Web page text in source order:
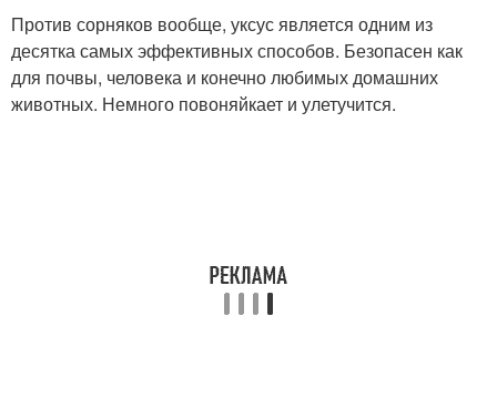
Против сорняков вообще, уксус является одним из
десятка самых эффективных способов. Безопасен как
для почвы, человека и конечно любимых домашних
животных. Немного повоняйкает и улетучится.